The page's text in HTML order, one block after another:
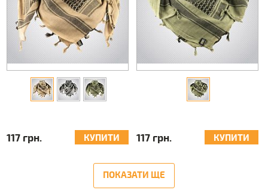
117 грн. КУПИТИ 117 грн. КУПИТИ
ПОКАЗАТИ ЩЕ